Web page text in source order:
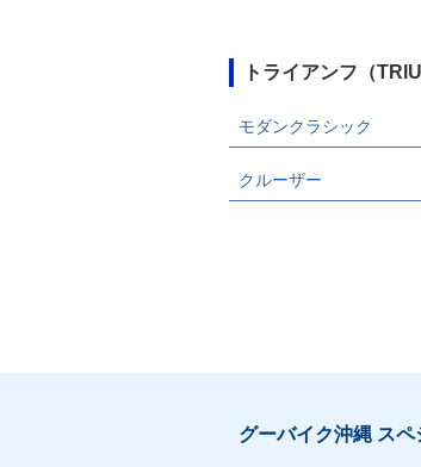
トライアンフ（
モダンクラシック
クルーザー
グーバイク沖縄 ス